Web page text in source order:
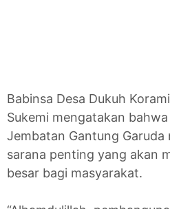
Babinsa Desa Dukuh
Sukemi mengatakan
Jembatan Gantung Garuda
sarana penting yang akan
besar bagi masyarakat.